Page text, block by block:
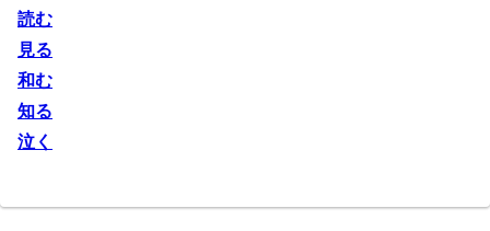
読む
見る
和む
知る
泣く